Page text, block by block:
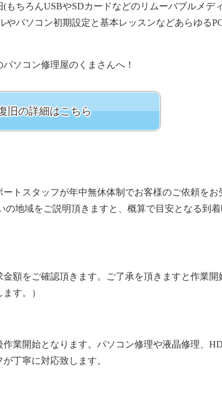
もちろんUSBやSDカードなどのリムーバブルメデ
パソコン初期設定と基本レッスンなどあらゆる
ソコン修理屋のくまさんへ！
旧の詳細はこちら
トスタッフが年中無休体制でお客様のご依頼をお
地域をご説明頂きますと、概算で目安となる到着
額をご確認頂きます。ご了承を頂きますと作業開
す。）
業開始となります。パソコン修理や液晶修理、
丁寧に対応致します。